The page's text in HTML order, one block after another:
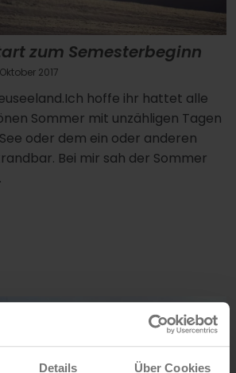
Details Über Cookies
zum Semesterbeginn
2017
hoffe ihr hattet alle
Sommer mit unzähligen Tagen
oder dem ein oder anderen
Bei mir sah der Sommer